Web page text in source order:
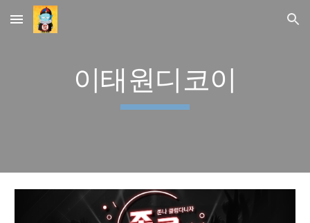
Skip to main content Skip to navigation
이태원디코이